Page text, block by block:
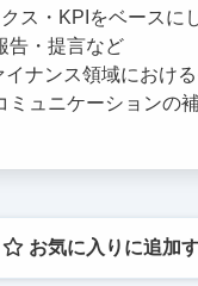
ス・KPIをベースに
告・提言など
イナンス領域におけ
ミュニケーションの
お気に入りに追加